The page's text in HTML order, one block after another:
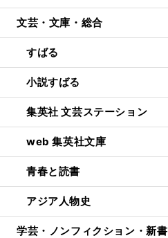
文芸・文庫・総合
すばる
小説すばる
集英社 文芸ステーション
web 集英社文庫
青春と読書
アジア人物史
学芸・ノンフィクション・新書